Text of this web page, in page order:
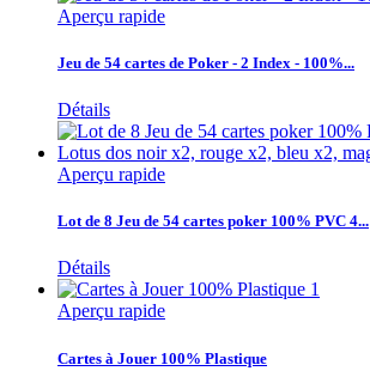
Aperçu rapide
Jeu de 54 cartes de Poker - 2 Index - 100%...
Détails
Aperçu rapide
Lot de 8 Jeu de 54 cartes poker 100% PVC 4...
Détails
Aperçu rapide
Cartes à Jouer 100% Plastique